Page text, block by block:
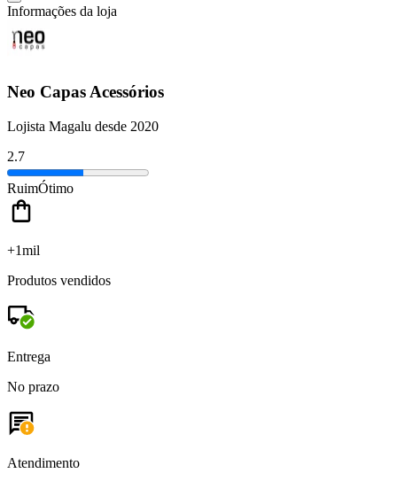
Informações da loja
Neo Capas Acessórios
Lojista Magalu desde 2020
2.7
RuimÓtimo
+1mil
Produtos vendidos
Entrega
No prazo
Atendimento